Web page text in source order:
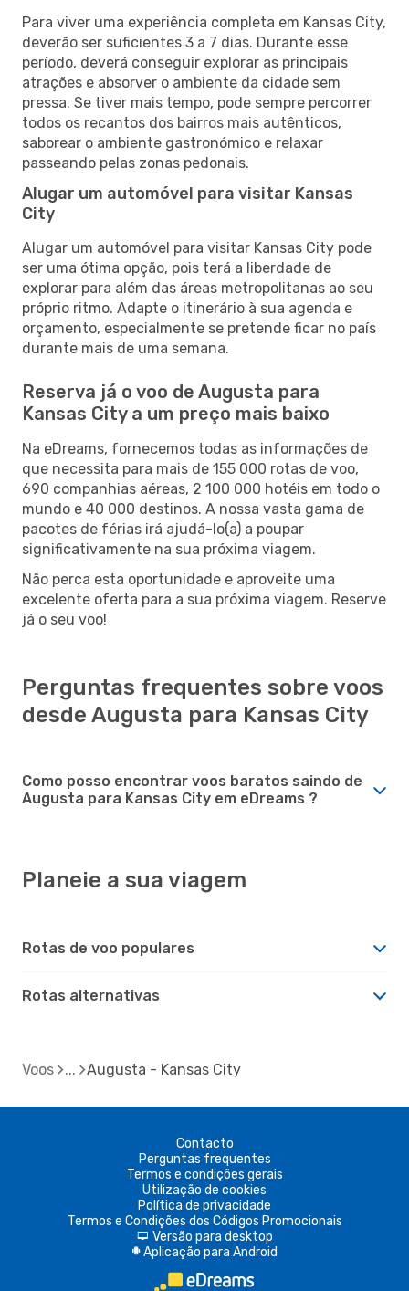
Para viver uma experiência completa em Kansas City,
deverão ser suficientes 3 a 7 dias. Durante esse
período, deverá conseguir explorar as principais
atrações e absorver o ambiente da cidade sem
pressa. Se tiver mais tempo, pode sempre percorrer
todos os recantos dos bairros mais autênticos,
saborear o ambiente gastronómico e relaxar
passeando pelas zonas pedonais.
Alugar um automóvel para visitar Kansas
City
Alugar um automóvel para visitar Kansas City pode
ser uma ótima opção, pois terá a liberdade de
explorar para além das áreas metropolitanas ao seu
próprio ritmo. Adapte o itinerário à sua agenda e
orçamento, especialmente se pretende ficar no país
durante mais de uma semana.
Reserva já o voo de Augusta para
Kansas City a um preço mais baixo
Na eDreams, fornecemos todas as informações de
que necessita para mais de 155 000 rotas de voo,
690 companhias aéreas, 2 100 000 hotéis em todo o
mundo e 40 000 destinos. A nossa vasta gama de
pacotes de férias irá ajudá-lo(a) a poupar
significativamente na sua próxima viagem.
Não perca esta oportunidade e aproveite uma
excelente oferta para a sua próxima viagem. Reserve
já o seu voo!
Perguntas frequentes sobre voos
desde Augusta para Kansas City
Como posso encontrar voos baratos saindo de
Augusta para Kansas City em eDreams ?
Planeie a sua viagem
Rotas de voo populares
Rotas alternativas
Voos Augusta - Kansas City
Contacto
Perguntas frequentes
Termos e condições gerais
Utilização de cookies
Política de privacidade
Termos e Condições dos Códigos Promocionais
d Versão para desktop
A Aplicação para Android